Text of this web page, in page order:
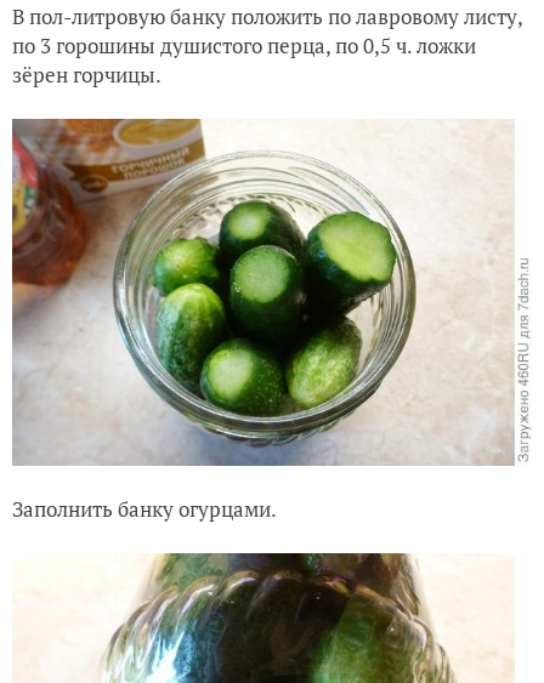
В пол-литровую банку положить по лавровому листу,
по 3 горошины душистого перца, по 0,5 ч. ложки
зёрен горчицы.
Заполнить банку огурцами.